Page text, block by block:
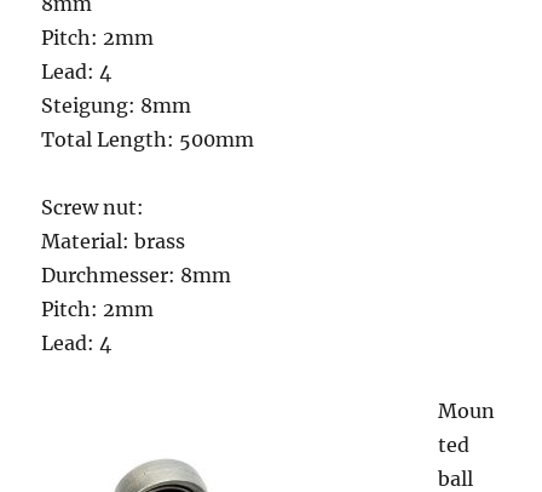
Pitch: 2mm
Lead: 4
Steigung: 8mm
Total Length: 500mm
Screw nut:
Material: brass
Durchmesser: 8mm
Pitch: 2mm
Lead: 4
Moun
ted
ball